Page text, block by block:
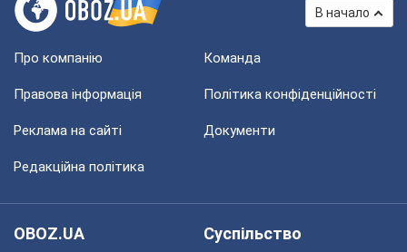
В начало
Про компанію Команда
Правова інформація Політика конфіденційності
Реклама на сайті Документи
Редакційна політика
OBOZ.UA
Суспільство